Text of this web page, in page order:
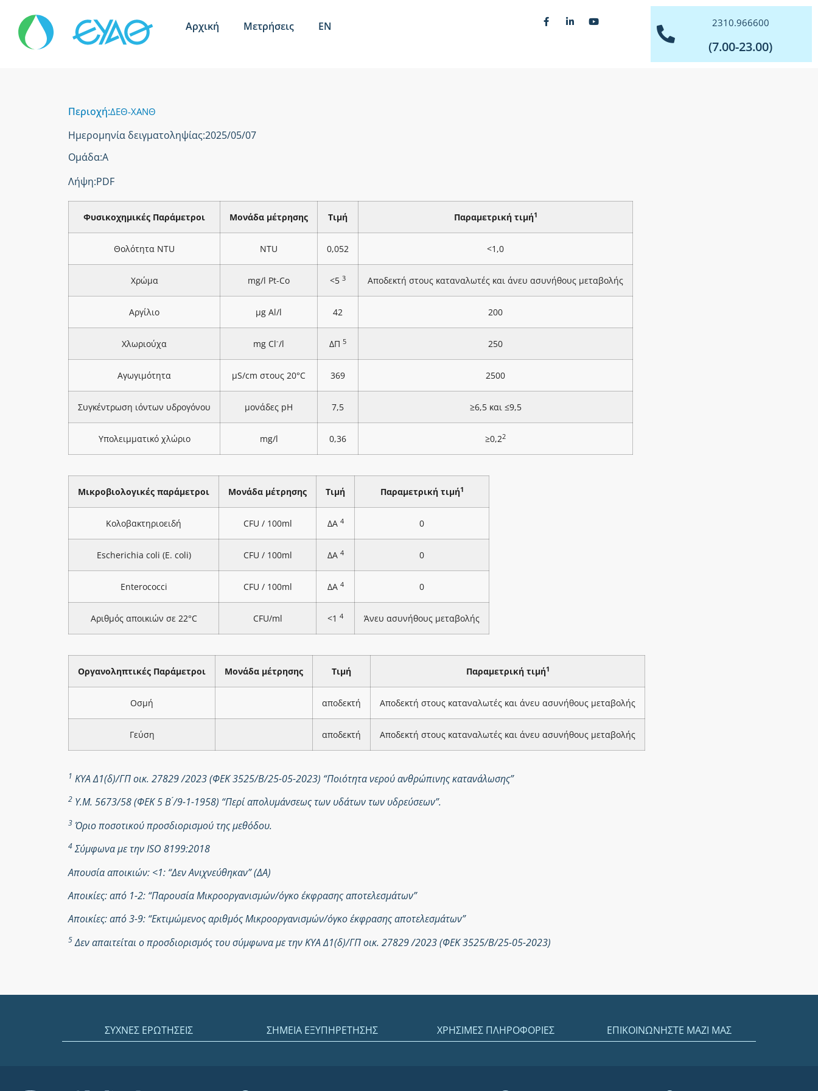
Αρχική Μετρήσεις EN 2310.966600
(7.00-23.00)
Περιοχή:ΔΕΘ-ΧΑΝΘ
Ημερομηνία δειγματοληψίας:2025/05/07
Ομάδα:Α
Λήψη:PDF
Φυσικοχημικές Παράμετροι Μονάδα μέτρησης Τιμή Παραμετρική τιμή1
Θολότητα NTU NTU 0,052 <1,0
Χρώμα mg/l Pt-Co <5 3 Αποδεκτή στους καταναλωτές και άνευ ασυνήθους μεταβολής
Αργίλιο μg Al/l 42 200
Χλωριούχα mg Cl-/l ΔΠ 5 250
Αγωγιμότητα μS/cm στους 20°C 369 2500
Συγκέντρωση ιόντων υδρογόνου μονάδες pH 7,5 ≥6,5 και ≤9,5
Υπολειμματικό χλώριο mg/l 0,36 ≥0,22
Μικροβιολογικές παράμετροι Μονάδα μέτρησης Τιμή Παραμετρική τιμή1
Κολοβακτηριοειδή CFU / 100ml ΔΑ 4 0
Escherichia coli (E. coli) CFU / 100ml ΔΑ 4 0
Enterococci CFU / 100ml ΔΑ 4 0
Αριθμός αποικιών σε 22°C CFU/ml <1 4 Άνευ ασυνήθους μεταβολής
Οργανοληπτικές Παράμετροι Μονάδα μέτρησης Τιμή Παραμετρική τιμή1
Οσμή αποδεκτή Αποδεκτή στους καταναλωτές και άνευ ασυνήθους μεταβολής
Γεύση αποδεκτή Αποδεκτή στους καταναλωτές και άνευ ασυνήθους μεταβολής
1 ΚΥΑ Δ1(δ)/ΓΠ οικ. 27829 /2023 (ΦΕΚ 3525/Β/25-05-2023) “Ποιότητα νερού ανθρώπινης κατανάλωσης”
2 Υ.Μ. 5673/58 (ΦΕΚ 5 Β ́/9-1-1958) “Περί απολυμάνσεως των υδάτων των υδρεύσεων”.
3 Όριο ποσοτικού προσδιορισμού της μεθόδου.
4Σύμφωνα με την ISO 8199:2018
Απουσία αποικιών: <1: “Δεν Ανιχνεύθηκαν” (ΔΑ)
Αποικίες: από 1-2: “Παρουσία Μικροοργανισμών/όγκο έκφρασης αποτελεσμάτων”
Αποικίες: από 3-9: “Εκτιμώμενος αριθμός Μικροοργανισμών/όγκο έκφρασης αποτελεσμάτων”
5Δεν απαιτείται ο προσδιορισμός του σύμφωνα με την ΚΥΑ Δ1(δ)/ΓΠ οικ. 27829 /2023 (ΦΕΚ 3525/Β/25-05-2023)
ΣΥΧΝΕΣ ΕΡΩΤΗΣΕΙΣ ΣΗΜΕΙΑ ΕΞΥΠΗΡΕΤΗΣΗΣ ΧΡΗΣΙΜΕΣ ΠΛΗΡΟΦΟΡΙΕΣ ΕΠΙΚΟΙΝΩΝΗΣΤΕ ΜΑΖΙ ΜΑΣ